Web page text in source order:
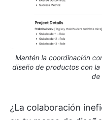
Mantén la coordinación
diseño de productos con
de
¿La colaboración